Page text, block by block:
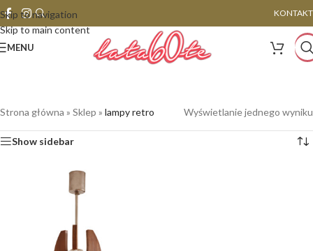
Skip to navigation
Skip to main content
KONTAKT
MENU
Strona główna » Sklep » lampy retro Wyświetlanie jednego wyniku
Show sidebar